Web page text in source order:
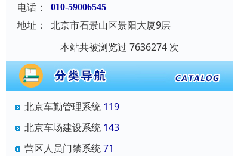
电话： 010-59006545
地址：
北京市石景山区景阳大厦9层
本站共被浏览过 7636274 次
北京车勤管理系统 119
北京车场建设系统 143
营区人员门禁系统71